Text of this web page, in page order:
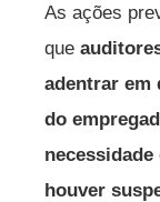
As ações
que
adentrar em
do
houver